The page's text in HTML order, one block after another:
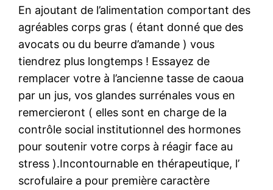
En ajoutant de l’alimentation comportant des
agréables corps gras ( étant donné que des
avocats ou du beurre d’amande ) vous
tiendrez plus longtemps ! Essayez de
remplacer votre à l’ancienne tasse de caoua
par un jus, vos glandes surrénales vous en
remercieront ( elles sont en charge de la
contrôle social institutionnel des hormones
pour soutenir votre corps à réagir face au
stress ).Incontournable en thérapeutique, l’
scrofulaire a pour première caractère